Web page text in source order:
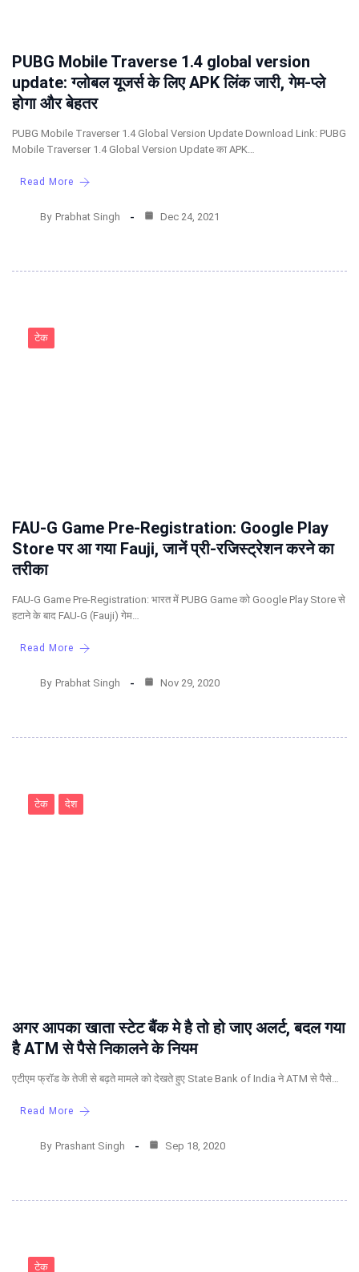
PUBG Mobile Traverse 1.4 global version
update: ग्लोबल यूजर्स के लिए APK लिंक जारी, गेम-प्ले
होगा और बेहतर
PUBG Mobile Traverser 1.4 Global Version Update Download Link: PUBG
Mobile Traverser 1.4 Global Version Update का APK…
Read More
By Prabhat Singh Dec 24, 2021
टेक
FAU-G Game Pre-Registration: Google Play
Store पर आ गया Fauji, जानें प्री-रजिस्ट्रेशन करने का
तरीका
FAU-G Game Pre-Registration: भारत में PUBG Game को Google Play Store से
हटाने के बाद FAU-G (Fauji) गेम…
Read More
By Prabhat Singh Nov 29, 2020
टेक देश
अगर आपका खाता स्टेट बैंक मे है तो हो जाए अलर्ट, बदल गया
है ATM से पैसे निकालने के नियम
एटीएम फ्रॉड के तेजी से बढ़ते मामले को देखते हुए State Bank of India ने ATM से पैसे…
Read More
By Prashant Singh Sep 18, 2020
टेक